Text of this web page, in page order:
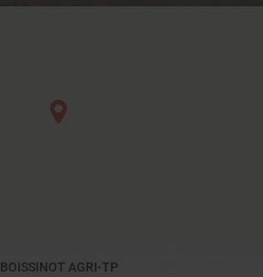
BOISSINOT AGRI-TP